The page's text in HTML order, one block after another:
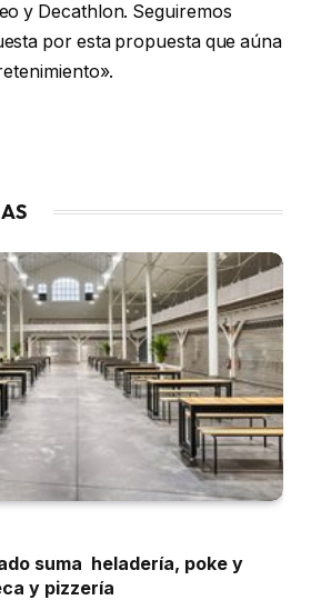
y Decathlon. Seguiremos
por esta propuesta que aúna
suma heladería, poke y
y pizzería